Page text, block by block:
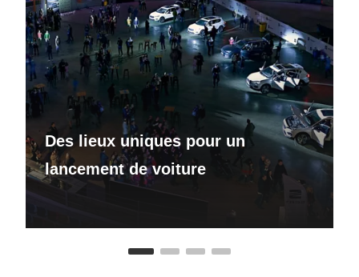
Des lieux uniques pour un
lancement de voiture